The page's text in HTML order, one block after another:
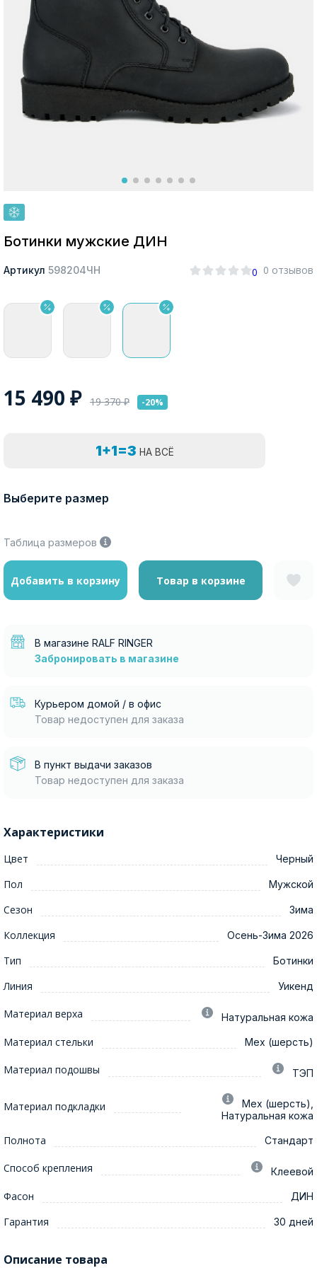
Покупателям
Ботинки мужские ДИН
Артикул 598204ЧН 0 0 отзывов
15 490 ₽ 19 370₽ -20%
1+1=3 НА ВСЁ
Выберите размер
Таблица размеров
Добавить в корзину Товар в корзине
В магазине RALF RINGER
Забронировать в магазине
Курьером домой / в офис
Товар недоступен для заказа
В пункт выдачи заказов
Товар недоступен для заказа
Характеристики
Цвет Черный
Пол Мужской
Сезон Зима
Коллекция Осень-Зима 2026
Тип Ботинки
Линия Уикенд
Материал верха Натуральная кожа
Материал стельки Мех (шерсть)
Материал подошвы ТЭП
Материал подкладки
Мех (шерсть),
Натуральная кожа
Полнота Стандарт
Способ крепления Клеевой
Фасон ДИН
Гарантия 30 дней
Описание товара